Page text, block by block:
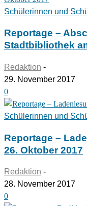
Schülerinnen und
Reportage –
Stadtbibliothek
Redaktion -
29. November 2017
0
Schülerinnen und
Reportage –
26. Oktober 2017
Redaktion -
28. November 2017
0